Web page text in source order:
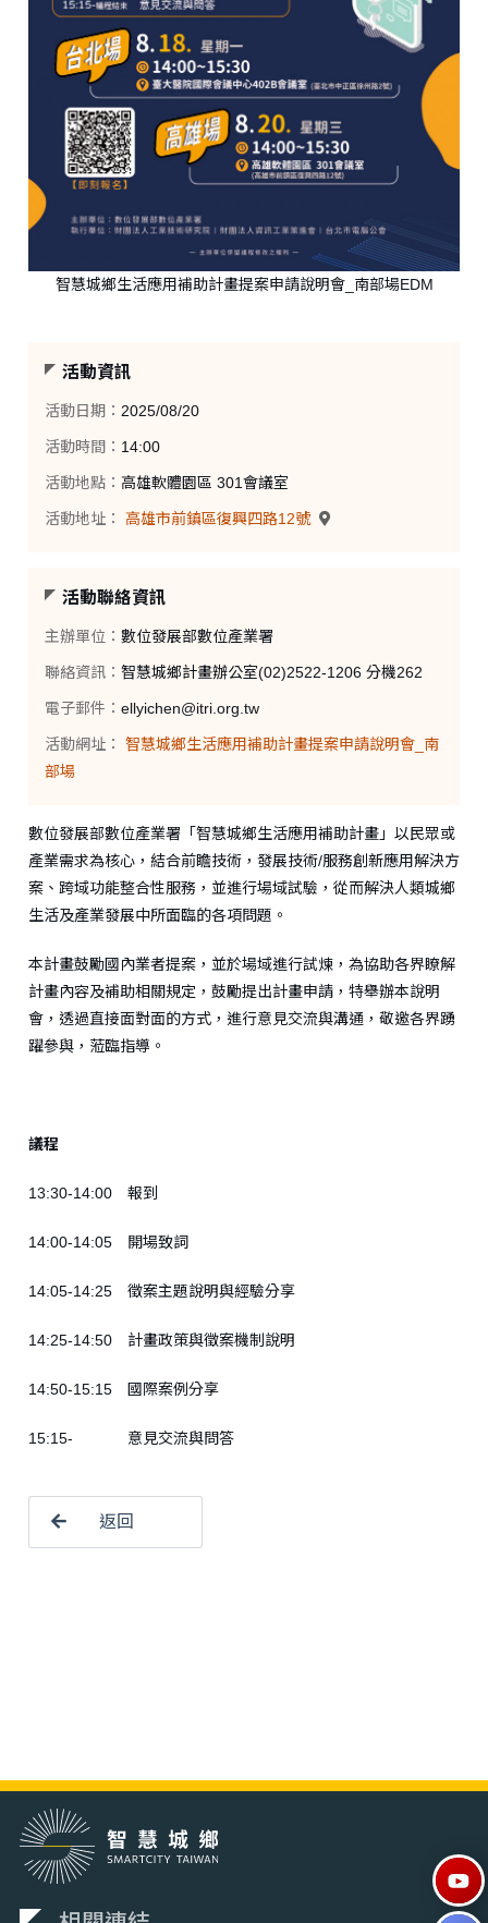
智慧城鄉生活應用補助計畫提案申請說明會_南部場EDM
活動資訊
活動日期： 2025/08/20
活動時間： 14:00
活動地點： 高雄軟體園區 301會議室
活動地址： 高雄市前鎮區復興四路12號
活動聯絡資訊
主辦單位： 數位發展部數位產業署
聯絡資訊： 智慧城鄉計畫辦公室(02)2522-1206 分機262
電子郵件： ellyichen@itri.org.tw
活動網址：
智慧城鄉生活應用補助計畫提案申請說明會_南
部場
數位發展部數位產業署「智慧城鄉生活應用補助計畫」以民眾或
產業需求為核心，結合前瞻技術，發展技術/服務創新應用解決方
案、跨域功能整合性服務，並進行場域試驗，從而解決人類城鄉
生活及產業發展中所面臨的各項問題。
本計畫鼓勵國內業者提案，並於場域進行試煉，為協助各界瞭解
計畫內容及補助相關規定，鼓勵提出計畫申請，特舉辦本說明
會，透過直接面對面的方式，進行意見交流與溝通，敬邀各界踴
躍參與，蒞臨指導。
議程
13:30-14:00 報到
14:00-14:05 開場致詞
14:05-14:25 徵案主題說明與經驗分享
14:25-14:50 計畫政策與徵案機制說明
14:50-15:15 國際案例分享
15:15- 意見交流與問答
返回